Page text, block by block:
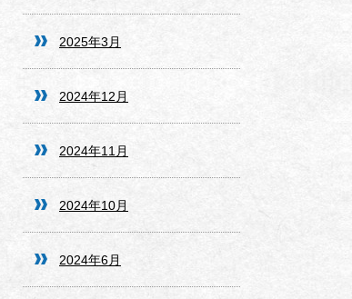
2025年3月
2024年12月
2024年11月
2024年10月
2024年6月